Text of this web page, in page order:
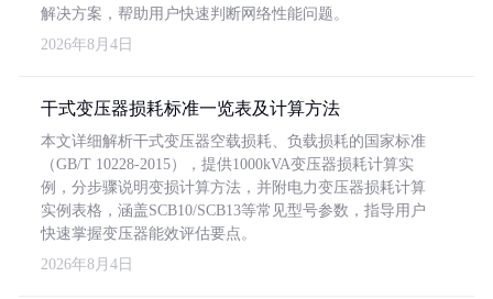
解决方案，帮助用户快速判断网络性能问题。
2026年8月4日
干式变压器损耗标准一览表及计算方法
本文详细解析干式变压器空载损耗、负载损耗的国家标准
（GB/T 10228-2015），提供1000kVA变压器损耗计算实
例，分步骤说明变损计算方法，并附电力变压器损耗计算
实例表格，涵盖SCB10/SCB13等常见型号参数，指导用户
快速掌握变压器能效评估要点。
2026年8月4日